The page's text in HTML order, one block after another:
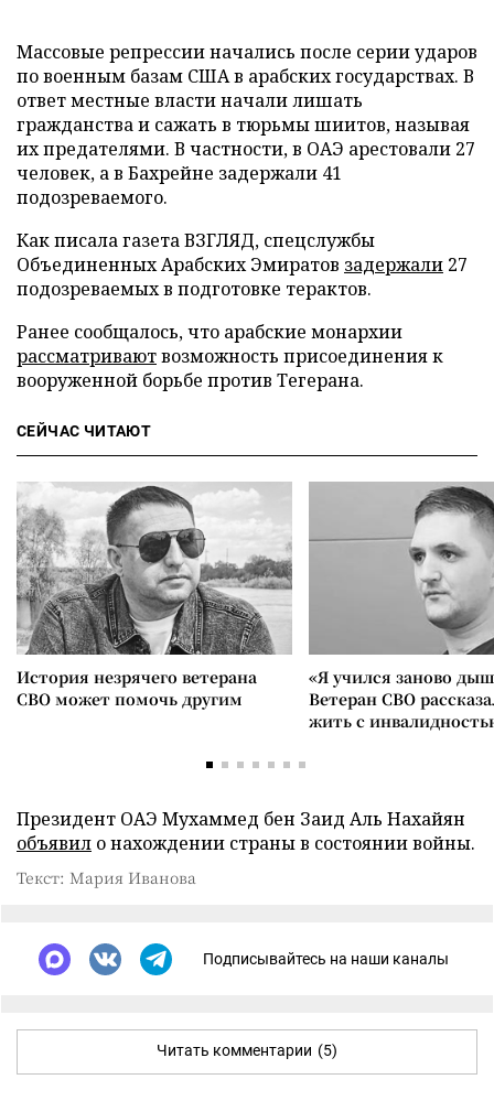
Массовые репрессии начались после серии ударов
по военным базам США в арабских государствах. В
ответ местные власти начали лишать
гражданства и сажать в тюрьмы шиитов, называя
их предателями. В частности, в ОАЭ арестовали 27
человек, а в Бахрейне задержали 41
подозреваемого.
Как писала газета ВЗГЛЯД, спецслужбы
Объединенных Арабских Эмиратов задержали 27
подозреваемых в подготовке терактов.
Ранее сообщалось, что арабские монархии
рассматриваютвозможность присоединения к
вооруженной борьбе против Тегерана.
СЕЙЧАС ЧИТАЮТ
История незрячего ветерана
СВО может помочь другим
«Я учился заново
Ветеран СВО
жить с
Президент ОАЭ Мухаммед бен Заид Аль Нахайян
объявил о нахождении страны в состоянии войны.
Текст: Мария Иванова
Подписывайтесь на наши каналы
Читать комментарии (5)